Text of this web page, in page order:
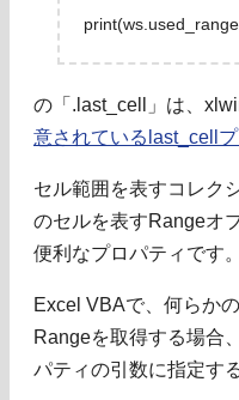
print(ws.used_range
の「.last_cell」は、
意されているlast_cell
セル範囲を表すコレク
のセルを表すRangeオ
便利なプロパティです。
Excel VBAで、何らか
Rangeを取得する場合
パティの引数に指定す